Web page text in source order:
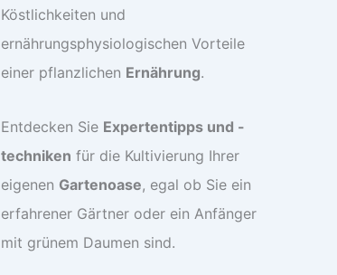
Köstlichkeiten und
ernährungsphysiologischen Vorteile
einer pflanzlichen Ernährung.
Entdecken Sie Expertentipps und -
techniken für die Kultivierung Ihrer
eigenen Gartenoase, egal ob Sie ein
erfahrener Gärtner oder ein Anfänger
mit grünem Daumen sind.